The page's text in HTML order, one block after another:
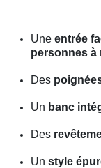
Une entrée
personnes à
Des
Un banc
Des
Un style